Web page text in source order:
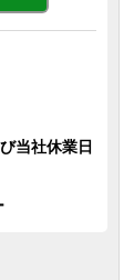
当社休業日